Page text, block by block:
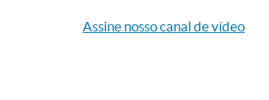
Assine nosso canal de vídeo